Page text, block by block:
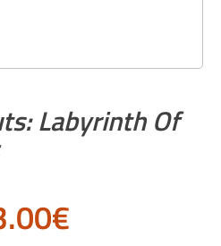
Labyrinth Of
€